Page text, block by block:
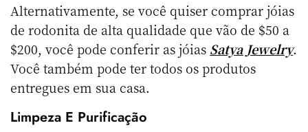
Alternativamente, se você quiser comprar jóias
de rodonita de alta qualidade que vão de $50 a
$200, você pode conferir as jóias Satya Jewelry.
Você também pode ter todos os produtos
entregues em sua casa.
Limpeza E Purificação